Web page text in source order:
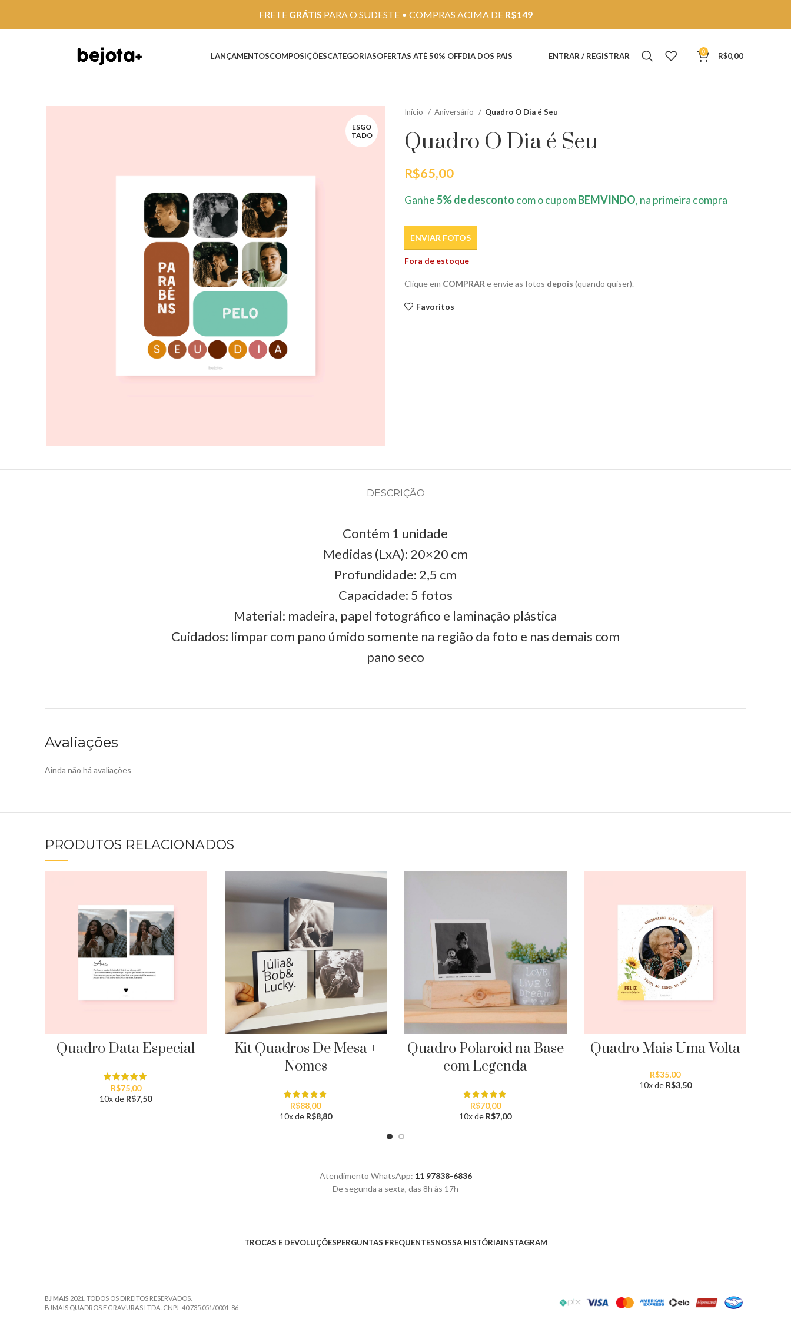
LANÇAMENTOSCOMPOSIÇÕESCATEGORIASOFERTAS ATÉ 50% OFFDIA DOS PAIS ENTRAR / REGISTRAR 0 R$0,00
ESGO
TADO
Início Aniversário Quadro O Dia é Seu
Quadro O Dia é Seu
R$65,00
Ganhe5% de desconto com o cupomBEMVINDO, na primeira compra
ENVIAR FOTOS
Fora de estoque
Clique em COMPRAR e envie as fotos depois (quando quiser).
Favoritos
DESCRIÇÃO
Contém 1 unidade
Medidas (LxA): 20×20 cm
Profundidade: 2,5 cm
Capacidade: 5 fotos
Material: madeira, papel fotográfico e laminação plástica
Cuidados: limpar com pano úmido somente na região da foto e nas demais com
pano seco
Avaliações
Ainda não há avaliações
PRODUTOS RELACIONADOS
Quadro Data Especial
R$75,00
10x de R$7,50
Kit Quadros De Mesa +
Nomes
R$88,00
10x de R$8,80
Quadro Polaroid na Base
com Legenda
R$70,00
10x de R$7,00
Quadro Mais Uma Volta
R$35,00
10x de R$3,50
Atendimento WhatsApp: 11 97838-6836
De segunda a sexta, das 8h às 17h
TROCAS E DEVOLUÇÕESPERGUNTAS FREQUENTESNOSSA HISTÓRIAINSTAGRAM
BJ MAIS 2021. TODOS OS DIREITOS RESERVADOS.
BJMAIS QUADROS E GRAVURAS LTDA. CNPJ: 40.735.051/0001-86
FRETE GRÁTIS PARA O SUDESTE • COMPRAS ACIMA DE R$149